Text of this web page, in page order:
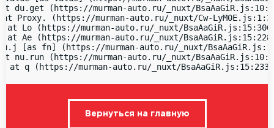
du.get (https://murman-auto.ru/_nuxt/
at Proxy.
(https://murman-auto.ru/_nuxt/Cw-
at Lo (https://murman-auto.ru/_nuxt/
at Ae (https://murman-auto.ru/_nuxt/
[as fn] (https://murman-auto.ru/_nuxt/
nu.run (https://murman-auto.ru/_nuxt/
at q (https://murman-auto.ru/_nuxt/
Вернуться на главную